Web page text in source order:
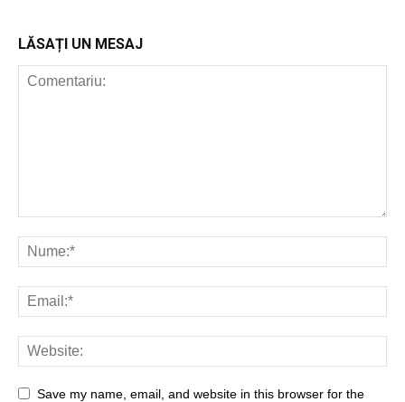
LĂSAȚI UN MESAJ
Save my name, email, and website in this browser for the